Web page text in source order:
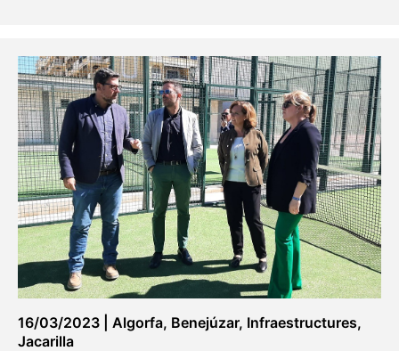
16/03/2023 Algorfa, Benejúzar, Infraestructures,
Jacarilla